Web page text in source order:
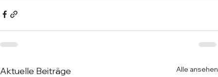
Aktuelle Beiträge Alle ansehen